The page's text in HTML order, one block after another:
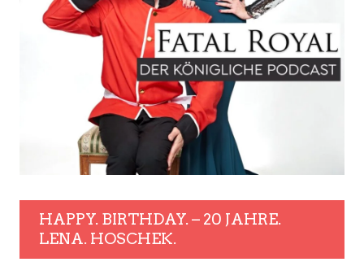
HAPPY. BIRTHDAY. – 20 JAHRE.
LENA. HOSCHEK.